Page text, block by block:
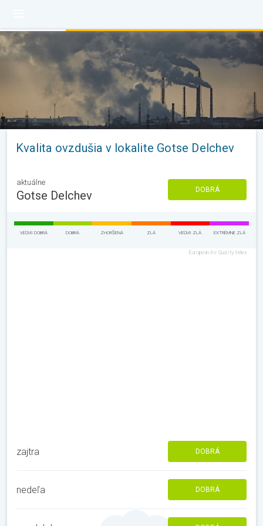
Kvalita ovzdušia v lokalite Gotse Delchev
aktuálne
Gotse Delchev DOBRÁ
VEĽMI DOBRÁ DOBRÁ ZHORŠENÁ ZLÁ VEĽMI ZLÁ EXTRÉMNE ZLÁ
European Air Quality Index
zajtra DOBRÁ
nedeľa DOBRÁ